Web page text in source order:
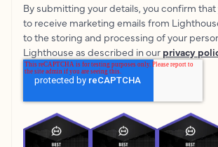
By submitting your details, you confirm that
to receive marketing emails from
to the storing and processing of your
Lighthouse as described in our privacy